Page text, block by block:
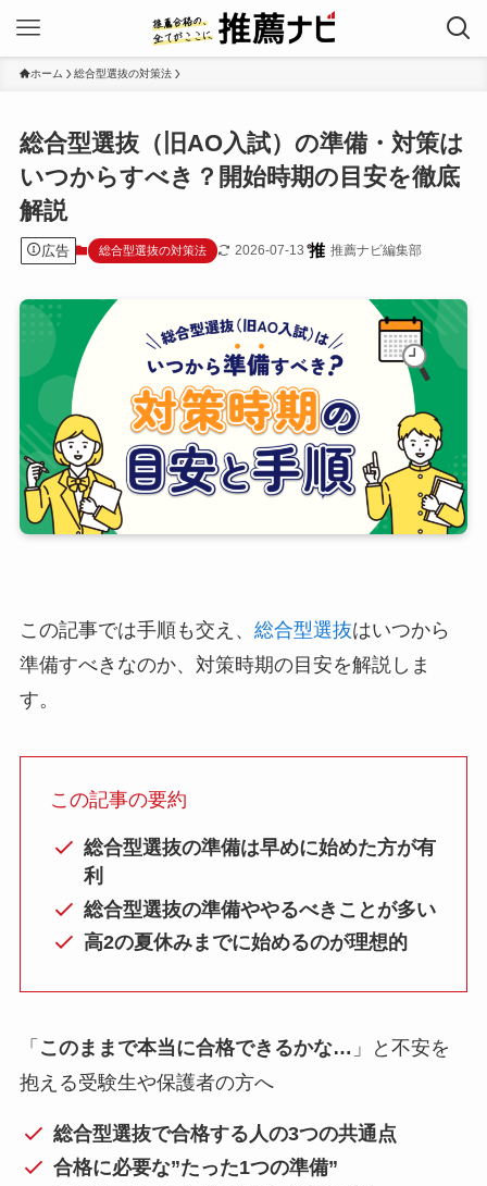
ホーム 総合型選抜の対策法
総合型選抜（旧AO入試）の準備・対策は
いつからすべき？開始時期の目安を徹底
解説
広告 総合型選抜の対策法 2026-07-13 推薦ナビ編集部
この記事では手順も交え、 総合型選抜はいつから
準備すべきなのか、対策時期の目安を解説しま
す。
この記事の要約
総合型選抜の準備は早めに始めた方が有
利
総合型選抜の準備ややるべきことが多い
高2の夏休みまでに始めるのが理想的
「 このままで本当に合格できるかな… 」と不安を
抱える受験生や保護者の方へ
総合型選抜で合格する人の3つの共通点
合格に必要な”たった1つの準備”